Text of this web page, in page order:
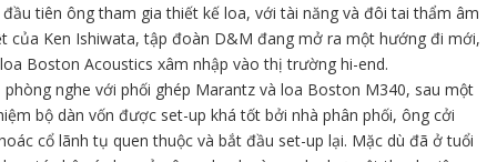
tiên ông tham gia thiết kế loa, với tài năng và đôi tai thẩm âm
của Ken Ishiwata, tập đoàn D&M đang mở ra một hướng đi mới,
Boston Acoustics xâm nhập vào thị trường hi-end.
nghe với phối ghép Marantz và loa Boston M340, sau một
bộ dàn vốn được set-up khá tốt bởi nhà phân phối, ông cởi
cổ lãnh tụ quen thuộc và bắt đầu set-up lại. Mặc dù đã ở tuổi